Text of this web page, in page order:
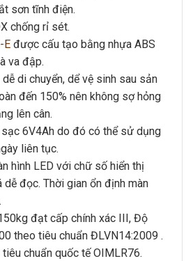
sơn tĩnh điện.
chống rỉ sét.
E được cấu tạo bằng nhựa ABS
va đập.
dễ di chuyển, dể vệ sinh sau sản
đến 150% nên không sợ hỏng
lên cân.
6V4Ah do đó có thể sử dụng
liên tục.
hình LED với chữ số hiển thị
dễ đọc. Thời gian ổn định màn
đạt cấp chính xác III, Độ
theo tiêu chuẩn ĐLVN14:2009 .
chuẩn quốc tế OIMLR76.